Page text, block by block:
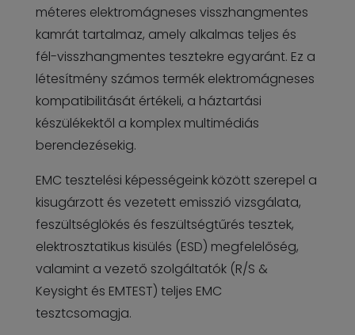
méteres elektromágneses visszhangmentes
kamrát tartalmaz, amely alkalmas teljes és
fél-visszhangmentes tesztekre egyaránt. Ez a
létesítmény számos termék elektromágneses
kompatibilitását értékeli, a háztartási
készülékektől a komplex multimédiás
berendezésekig.
EMC tesztelési képességeink között szerepel a
kisugárzott és vezetett emisszió vizsgálata,
feszültséglökés és feszültségtűrés tesztek,
elektrosztatikus kisülés (ESD) megfelelőség,
valamint a vezető szolgáltatók (R/S &
Keysight és EMTEST) teljes EMC
tesztcsomagja.